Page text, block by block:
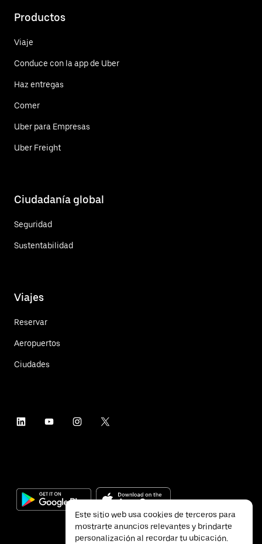
Productos
Viaje
Conduce con la app de Uber
Haz entregas
Comer
Uber para Empresas
Uber Freight
Ciudadanía global
Seguridad
Sustentabilidad
Viajes
Reservar
Aeropuertos
Ciudades
Este sitio web usa cookies de terceros para
mostrarte anuncios relevantes y brindarte
personalización al recordar tu ubicación.